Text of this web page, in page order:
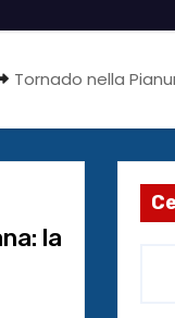
Tornado nella
la